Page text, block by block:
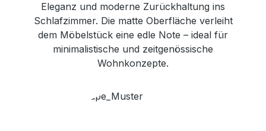
Eleganz und moderne Zurückhaltung ins
Schlafzimmer. Die matte Oberfläche verleiht
dem Möbelstück eine edle Note – ideal für
minimalistische und zeitgenössische
Wohnkonzepte.